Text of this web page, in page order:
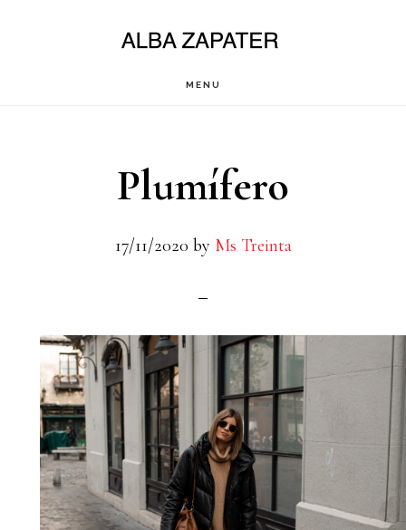
MENU
Plumífero
17/11/2020 by Ms Treinta